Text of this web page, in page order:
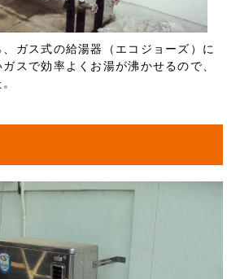
ガス式の給湯器（エコジョーズ）に
スで効率よくお湯が沸かせるので、